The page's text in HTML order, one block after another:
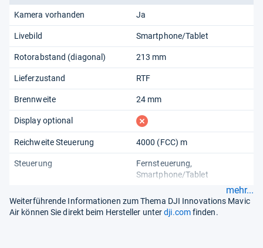
Kamera vorhanden Ja
Livebild Smartphone/Tablet
Rotorabstand (diagonal) 213 mm
Lieferzustand RTF
Brennweite 24 mm
Display optional fehlt
Reichweite Steuerung 4000 (FCC) m
Steuerung
Fernsteuerung
Smartphone/Tablet
mehr...
Weiterführende Informationen zum Thema DJI Innovations Mavic
Air können Sie direkt beim Hersteller unterdji.comfinden.